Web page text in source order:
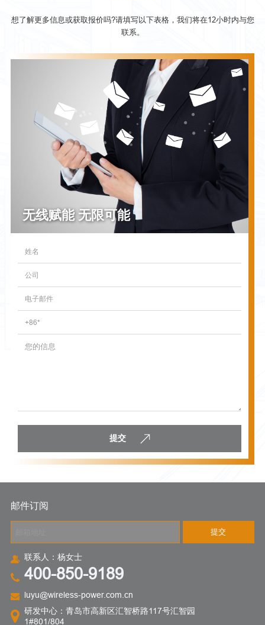
想了解更多信息或获取报价吗?请填写以下表格，我们将在12小时内与您
联系。
无线赋能 无限可能
提交
邮件订阅
提交
联系人：杨女士
400-850-9189
luyu@wireless-power.com.cn
研发中心：青岛市高新区汇智桥路117号汇智园
1#801/804